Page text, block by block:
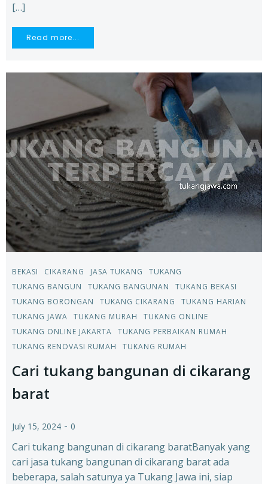
[…]
Read more...
BEKASI CIKARANG JASA TUKANG
TUKANG
TUKANG BANGUN
TUKANG BANGUNAN
TUKANG BEKASI
TUKANG BORONGAN
TUKANG CIKARANG
TUKANG HARIAN
TUKANG JAWA
TUKANG MURAH
TUKANG ONLINE
TUKANG ONLINE JAKARTA
TUKANG PERBAIKAN RUMAH
TUKANG RENOVASI RUMAH
TUKANG RUMAH
Cari tukang bangunan di cikarang
barat
July 15, 2024 - 0
Cari tukang bangunan di cikarang baratBanyak yang
cari jasa tukang bangunan di cikarang barat ada
beberapa, salah satunya ya Tukang Jawa ini, siap